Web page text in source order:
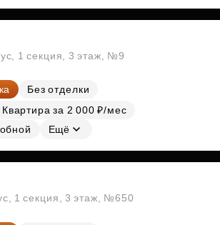
1 секция, 3 этаж, №9
Без отделки
Квартира за 2 000 ₽/мес
Ещё
1 секция, 3 этаж, №650